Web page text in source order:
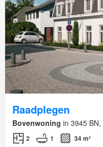
Raadplegen
Bovenwoning in 3945
2 1 34 m²